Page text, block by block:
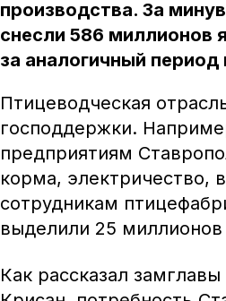
производства. За
снесли 586 миллионов
за аналогичный
Птицеводческая
господдержки.
предприятиям
корма, электричество,
сотрудникам
выделили 25
Как рассказал